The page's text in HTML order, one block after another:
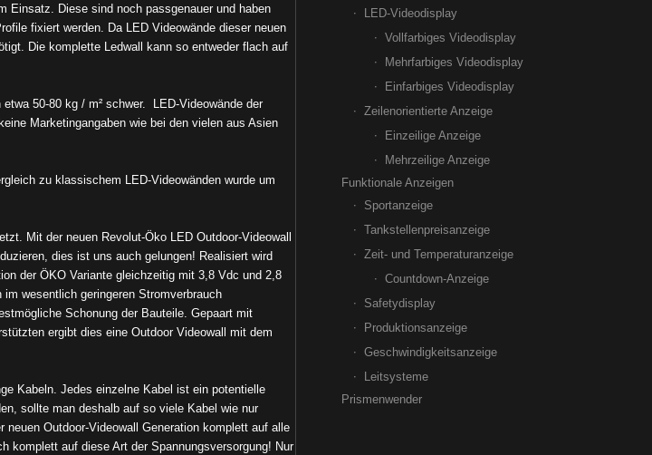
Einsatz. Diese sind noch passgenauer und haben
fixiert werden. Da LED Videowände dieser neuen
Die komplette Ledwall kann so entweder flach auf
50-80 kg / m² schwer. LED-Videowände der
Marketingangaben wie bei den vielen aus Asien
zu klassischem LED-Videowänden wurde um
Mit der neuen Revolut-Öko LED Outdoor-Videowall
dies ist uns auch gelungen! Realisiert wird
der ÖKO Variante gleichzeitig mit 3,8 Vdc und 2,8
wesentlich geringeren Stromverbrauch
Schonung der Bauteile. Gepaart mit
ergibt dies eine Outdoor Videowall mit dem
Kabeln. Jedes einzelne Kabel ist ein potentielle
sollte man deshalb auf so viele Kabel wie nur
Outdoor-Videowall Generation komplett auf alle
komplett auf diese Art der Spannungsversorgung! Nur
LED-Videodisplay
Vollfarbiges Videodisplay
Mehrfarbiges Videodisplay
Einfarbiges Videodisplay
Zeilenorientierte Anzeige
Einzeilige Anzeige
Mehrzeilige Anzeige
Funktionale Anzeigen
Sportanzeige
Tankstellenpreisanzeige
Zeit- und Temperaturanzeige
Countdown-Anzeige
Safetydisplay
Produktionsanzeige
Geschwindigkeitsanzeige
Leitsysteme
Prismenwender